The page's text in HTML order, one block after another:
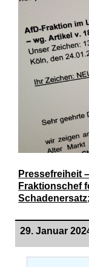
Pressefreiheit
Fraktionschef
Schadenersatz;
29. Januar